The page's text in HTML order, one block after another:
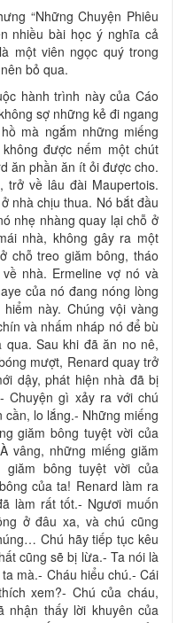
“Những Chuyện Phiêu
nhiều bài học ý nghĩa cả
một viên ngọc quý trong
bỏ qua.
hành trình này của Cáo
sợ những kẻ đi ngang
mà ngắm những miếng
được nếm một chút
ăn phần ăn ít ỏi được cho.
trở về lâu đài Maupertois.
nhà chịu thua. Nó bắt đầu
nhẹ nhàng quay lại chỗ ở
nhà, không gây ra một
chỗ treo giăm bông, tháo
nhà. Ermeline vợ nó và
của nó đang nóng lòng
này. Chúng vội vàng
và nhấm nháp nó để bù
Sau khi đã ăn no nê,
mượt, Renard quay trở
dậy, phát hiện nhà đã bị
Chuyện gì xảy ra với chú
lo lắng.- Những miếng
giăm bông tuyệt vời của
vâng, những miếng giăm
bông tuyệt vời của
của ta! Renard làm ra
làm rất tốt.- Ngươi muốn
ở đâu xa, và chú cũng
Chú hãy tiếp tục kêu
cũng sẽ bị lừa.- Ta nói là
mà.- Cháu hiểu chú.- Cái
xem?- Chú của cháu,
thấy lời khuyên của